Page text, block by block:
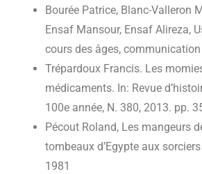
Bourée Patrice, Blanc-Valleron
Ensaf Mansour, Ensaf Alireza,
cours des âges,
Trépardoux Francis. Les
médicaments. In: Revue
100e année, N. 380, 2013. pp.
Pécout Roland, Les mangeurs
tombeaux d’Egypte aux
1981